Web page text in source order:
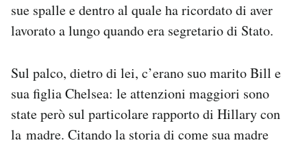
sue spalle e dentro al quale ha ricordato di aver
lavorato a lungo quando era segretario di Stato.
Sul palco, dietro di lei, c’erano suo marito Bill e
sua figlia Chelsea: le attenzioni maggiori sono
state però sul particolare rapporto di Hillary con
la madre. Citando la storia di come sua madre